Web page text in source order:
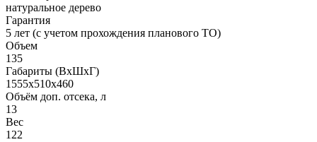
натуральное дерево
Гарантия
5 лет (с учетом прохождения планового ТО)
Объем
135
Габариты (ВхШхГ)
1555x510x460
Объём доп. отсека, л
13
Вес
122